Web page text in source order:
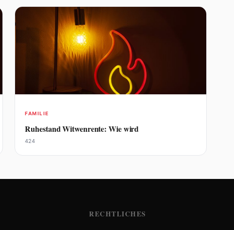
FAMILIE
Ruhestand Witwenrente: Wie wird
424
RECHTLICHES